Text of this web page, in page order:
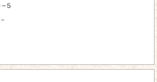
−５
－